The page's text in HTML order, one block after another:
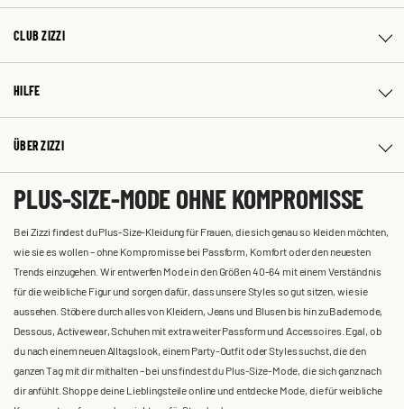
CLUB ZIZZI
HILFE
ÜBER ZIZZI
PLUS-SIZE-MODE OHNE KOMPROMISSE
Bei Zizzi findest du Plus-Size-Kleidung für Frauen, die sich genau so kleiden möchten,
wie sie es wollen – ohne Kompromisse bei Passform, Komfort oder den neuesten
Trends einzugehen. Wir entwerfen Mode in den Größen 40-64 mit einem Verständnis
für die weibliche Figur und sorgen dafür, dass unsere Styles so gut sitzen, wie sie
aussehen. Stöbere durch alles von Kleidern, Jeans und Blusen bis hin zu Bademode,
Dessous, Activewear, Schuhen mit extra weiter Passform und Accessoires. Egal, ob
du nach einem neuen Alltagslook, einem Party-Outfit oder Styles suchst, die den
ganzen Tag mit dir mithalten – bei uns findest du Plus-Size-Mode, die sich ganz nach
dir anfühlt. Shoppe deine Lieblingsteile online und entdecke Mode, die für weibliche